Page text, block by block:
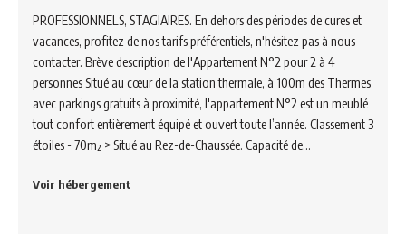
PROFESSIONNELS, STAGIAIRES. En dehors des périodes de cures et
vacances, profitez de nos tarifs préférentiels, n'hésitez pas à nous
contacter. Brève description de l'Appartement N°2 pour 2 à 4
personnes Situé au cœur de la station thermale, à 100m des Thermes
avec parkings gratuits à proximité, l'appartement N°2 est un meublé
tout confort entièrement équipé et ouvert toute l’année. Classement 3
étoiles - 70m² > Situé au Rez-de-Chaussée. Capacité de…
Voir hébergement